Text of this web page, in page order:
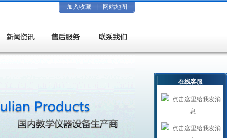
加入收藏 网站地图
在线客服